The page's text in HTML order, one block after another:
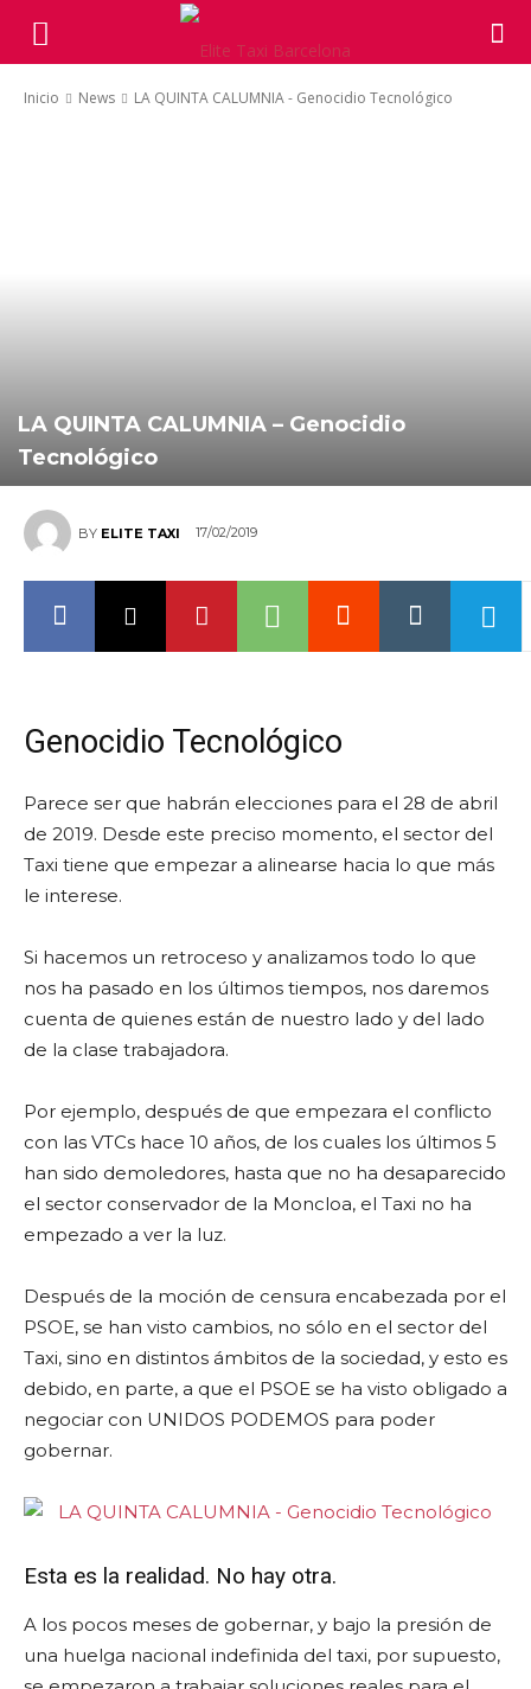
Inicio News LA QUINTA CALUMNIA - Genocidio Tecnológico
LA QUINTA CALUMNIA – Genocidio
Tecnológico
BY ELITE TAXI 17/02/2019
Genocidio Tecnológico
Parece ser que habrán elecciones para el 28 de abril
de 2019. Desde este preciso momento, el sector del
Taxi tiene que empezar a alinearse hacia lo que más
le interese.
Si hacemos un retroceso y analizamos todo lo que
nos ha pasado en los últimos tiempos, nos daremos
cuenta de quienes están de nuestro lado y del lado
de la clase trabajadora.
Por ejemplo, después de que empezara el conflicto
con las VTCs hace 10 años, de los cuales los últimos 5
han sido demoledores, hasta que no ha desaparecido
el sector conservador de la Moncloa, el Taxi no ha
empezado a ver la luz.
Después de la moción de censura encabezada por el
PSOE, se han visto cambios, no sólo en el sector del
Taxi, sino en distintos ámbitos de la sociedad, y esto es
debido, en parte, a que el PSOE se ha visto obligado a
negociar con UNIDOS PODEMOS para poder
gobernar.
Esta es la realidad. No hay otra.
A los pocos meses de gobernar, y bajo la presión de
una huelga nacional indefinida del taxi, por supuesto,